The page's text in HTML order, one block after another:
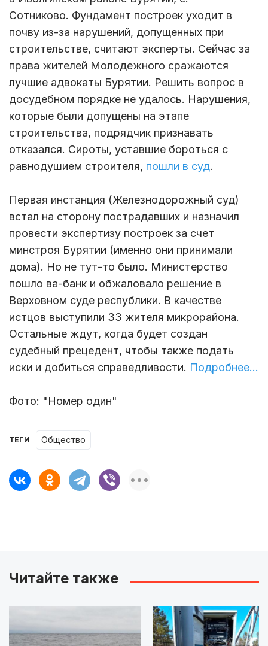
Сотниково. Фундамент построек уходит в
почву из-за нарушений, допущенных при
строительстве, считают эксперты. Сейчас за
права жителей Молодежного сражаются
лучшие адвокаты Бурятии. Решить вопрос в
досудебном порядке не удалось. Нарушения,
которые были допущены на этапе
строительства, подрядчик признавать
отказался. Сироты, уставшие бороться с
равнодушием строителя, пошли в суд.
Первая инстанция (Железнодорожный суд)
встал на сторону пострадавших и назначил
провести экспертизу построек за счет
минстроя Бурятии (именно они принимали
дома). Но не тут-то было. Министерство
пошло ва-банк и обжаловало решение в
Верховном суде республики. В качестве
истцов выступили 33 жителя микрорайона.
Остальные ждут, когда будет создан
судебный прецедент, чтобы также подать
иски и добиться справедливости. Подробнее...
Фото: "Номер один"
ТЕГИ Общество
Читайте также